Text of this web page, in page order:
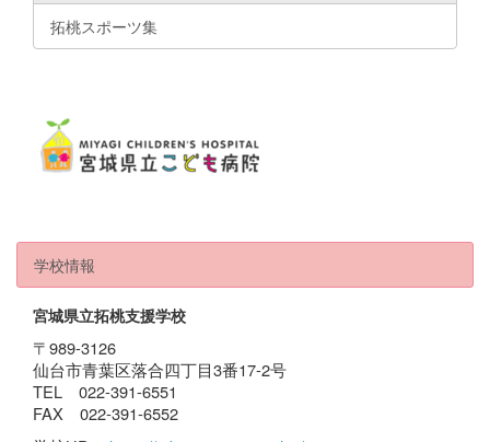
拓桃スポーツ集
学校情報
宮城県立拓桃支援学校
〒989-3126
仙台市青葉区落合四丁目3番17-2号
TEL 022-391-6551
FAX 022-391-6552